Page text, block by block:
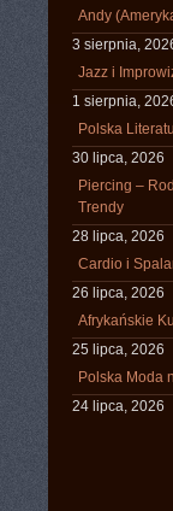
Andy
3 sierpnia,
Jazz i
1 sierpnia,
Polska
30 lipca, 2026
Piercing –
Trendy
28 lipca, 2026
Cardio i
26 lipca, 2026
Afrykańskie
25 lipca, 2026
Polska Moda
24 lipca, 2026